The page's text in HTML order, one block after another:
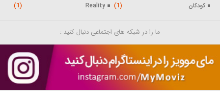
کودکان (1)
Reality
(1)
ما را در شبکه های اجتماعی دنبال کنید :